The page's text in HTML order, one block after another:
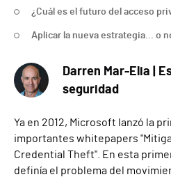
¿Cuál es el futuro del acceso
Aplicar la nueva estrategia... o
Darren Mar-Elia |
seguridad
Ya en 2012, Microsoft lanzó la
importantes whitepapers
Credential Theft". En esta
definía el problema del